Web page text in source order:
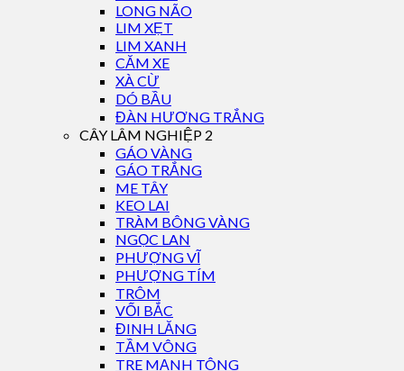
LONG NÃO
LIM XẸT
LIM XANH
CĂM XE
XÀ CỪ
DÓ BẦU
ĐÀN HƯƠNG TRẮNG
CÂY LÂM NGHIỆP 2
GÁO VÀNG
GÁO TRẮNG
ME TÂY
KEO LAI
TRÀM BÔNG VÀNG
NGỌC LAN
PHƯỢNG VĨ
PHƯỢNG TÍM
TRÔM
VỐI BẮC
ĐINH LĂNG
TẦM VÔNG
TRE MẠNH TÔNG